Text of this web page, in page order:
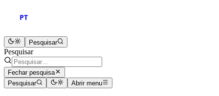
PT
Pesquisar
Pesquisar
Fechar pesquisa
Pesquisar
Abrir menu